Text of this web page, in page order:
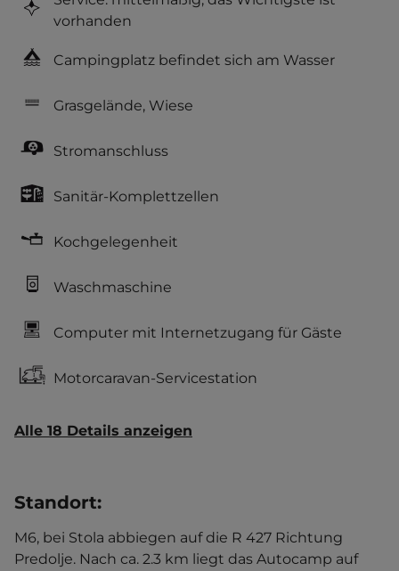
vorhanden
Campingplatz befindet sich am Wasser
Grasgelände, Wiese
Stromanschluss
Sanitär-Komplettzellen
Kochgelegenheit
Waschmaschine
Computer mit Internetzugang für Gäste
Motorcaravan-Servicestation
Alle 18 Details anzeigen
Standort:
M6, bei Stola abbiegen auf die R 427 Richtung
Predolje. Nach ca. 2.3 km liegt das Autocamp auf